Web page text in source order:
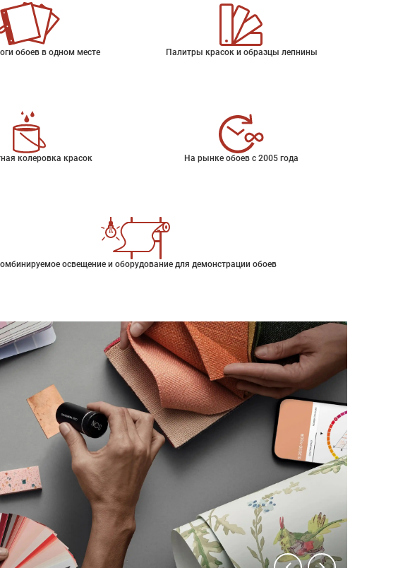
обоев в одном месте Палитры красок и образцы лепнины
колеровка красок На рынке обоев с 2005 года
освещение и оборудование для демонстрации обоев